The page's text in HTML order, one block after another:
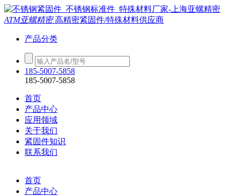
ATM亚螺精密高精密紧固件/特殊材料供应商
产品分类
185-5007-5858
185-5007-5858
首页
产品中心
应用领域
关于我们
紧固件知识
联系我们
首页
产品中心